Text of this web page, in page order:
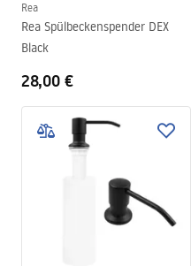
Rea
Rea Spülbeckenspender DEX
Black
28,00 €